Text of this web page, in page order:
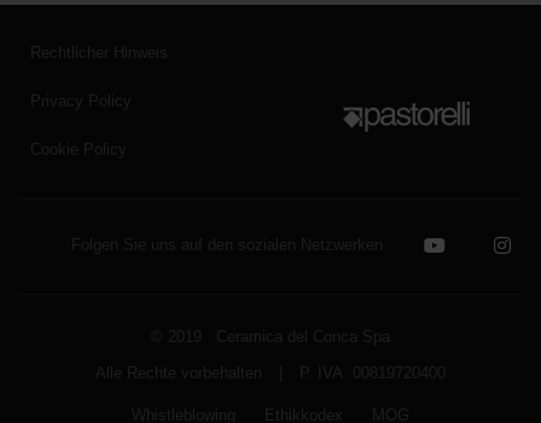
Rechtlicher Hinweis
Privacy Policy
Cookie Policy
Folgen Sie uns auf den sozialen Netzwerken
© 2019 Ceramica del Conca Spa
Alle Rechte vorbehalten
P. IVA 00819720400
Whistleblowing Ethikkodex MOG